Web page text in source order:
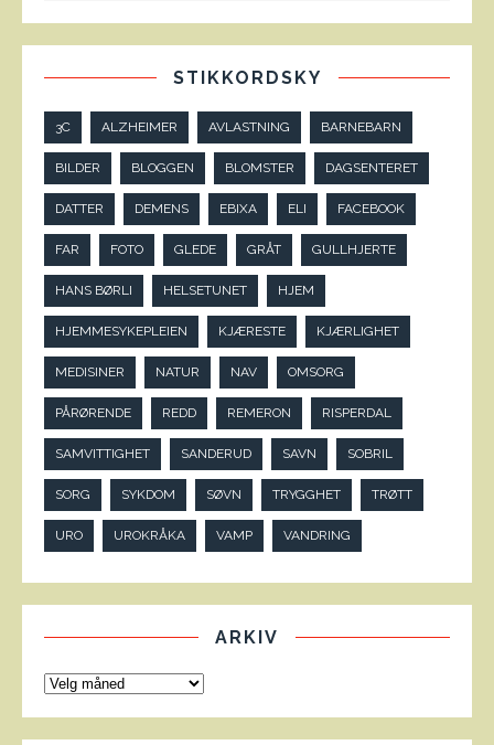
STIKKORDSKY
3C ALZHEIMER AVLASTNING BARNEBARN
BILDER BLOGGEN BLOMSTER DAGSENTERET
DATTER DEMENS EBIXA ELI FACEBOOK
FAR FOTO GLEDE GRÅT GULLHJERTE
HANS BØRLI HELSETUNET HJEM
HJEMMESYKEPLEIEN KJÆRESTE KJÆRLIGHET
MEDISINER NATUR NAV OMSORG
PÅRØRENDE REDD REMERON RISPERDAL
SAMVITTIGHET SANDERUD SAVN SOBRIL
SORG SYKDOM SØVN TRYGGHET TRØTT
URO UROKRÅKA VAMP VANDRING
ARKIV